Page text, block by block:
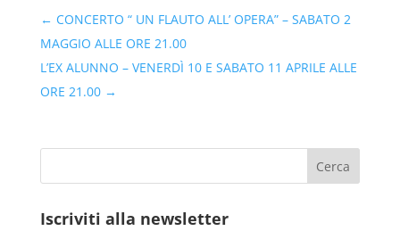
← CONCERTO “ UN FLAUTO ALL’ OPERA” – SABATO 2
MAGGIO ALLE ORE 21.00
L’EX ALUNNO – VENERDÌ 10 E SABATO 11 APRILE ALLE
ORE 21.00 →
Iscriviti alla newsletter